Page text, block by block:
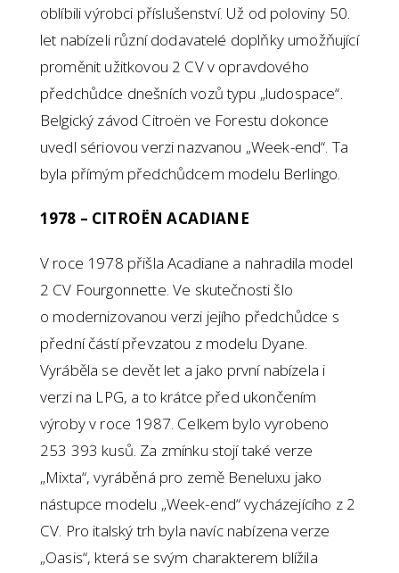
oblíbili výrobci příslušenství. Už od poloviny 50.
let nabízeli různí dodavatelé doplňky umožňující
proměnit užitkovou 2 CV v opravdového
předchůdce dnešních vozů typu „ludospace“.
Belgický závod Citroën ve Forestu dokonce
uvedl sériovou verzi nazvanou „Week-end“. Ta
byla přímým předchůdcem modelu Berlingo.
1978 – CITROËN ACADIANE
V roce 1978 přišla Acadiane a nahradila model
2 CV Fourgonnette. Ve skutečnosti šlo
o modernizovanou verzi jejího předchůdce s
přední částí převzatou z modelu Dyane.
Vyráběla se devět let a jako první nabízela i
verzi na LPG, a to krátce před ukončením
výroby v roce 1987. Celkem bylo vyrobeno
253 393 kusů. Za zmínku stojí také verze
„Mixta“, vyráběná pro země Beneluxu jako
nástupce modelu „Week-end“ vycházejícího z 2
CV. Pro italský trh byla navíc nabízena verze
„Oasis“, která se svým charakterem blížila